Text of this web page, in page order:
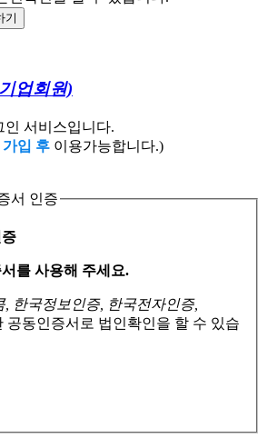
기
업회원)
인 서비스입니다.
입 후 이용가능합니다.)
서 인증
를 사용해 주세요.
, 한국정보인증, 한국전자인증,
공동인증서로 법인확인을 할 수 있습